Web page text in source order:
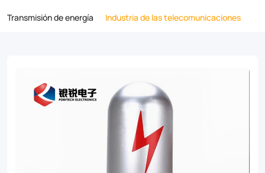
made
Transmisión de energía
Industria de las telecomunicaciones